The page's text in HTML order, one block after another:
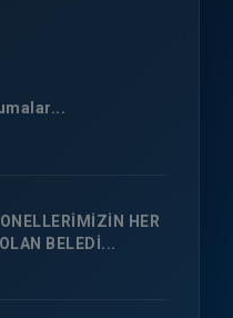
HER
BELEDİ...